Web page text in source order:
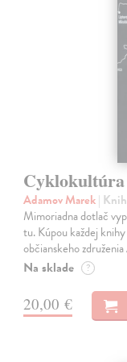
Cyklokultúra
Adamov Marek|
Mimoriadna dotlač
tu. Kúpou každej
občianskeho
Na sklade ?
20,00 €